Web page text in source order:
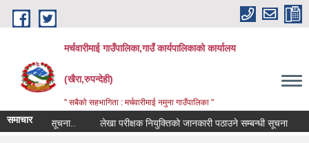
Skip to main content
मर्चवारीमाई गाउँपालिका,गाउँ कार्यपालिकाको कार्यालय
(खैरा,रुपन्देही)
" सबैको सहभागिता : मर्चवारीमाई नमुना गाउँपालिका "
समाचार
सम्बन्धी सूचना.. लेखा परीक्षक नियुक्तिको जानकारी पठाउने सम्बन्धी सूचना